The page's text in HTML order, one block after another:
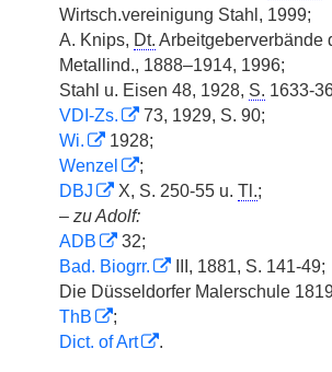
Wirtsch.vereinigung Stahl, 1999;
A. Knips, Dt. Arbeitgeberverbände
Metallind., 1888–1914, 1996;
Stahl u. Eisen 48, 1928, S. 1633-
VDI-Zs.
73, 1929, S. 90;
Wi.
1928;
Wenzel
;
DBJ
X, S. 250-55 u. Tl.;
– zu Adolf:
ADB
32;
Bad. Biogrr.
III, 1881, S. 141-49;
Die Düsseldorfer Malerschule
ThB
;
Dict. of Art
.